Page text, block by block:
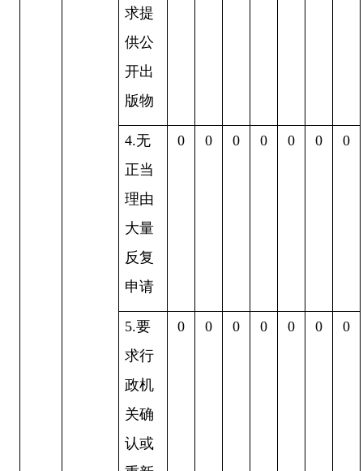
求提
供公
开出
版物
4.无
正当
理由
大量
反复
申请
0 0 0 0 0 0 0
5.要
求行
政机
关确
认或
0 0 0 0 0 0 0